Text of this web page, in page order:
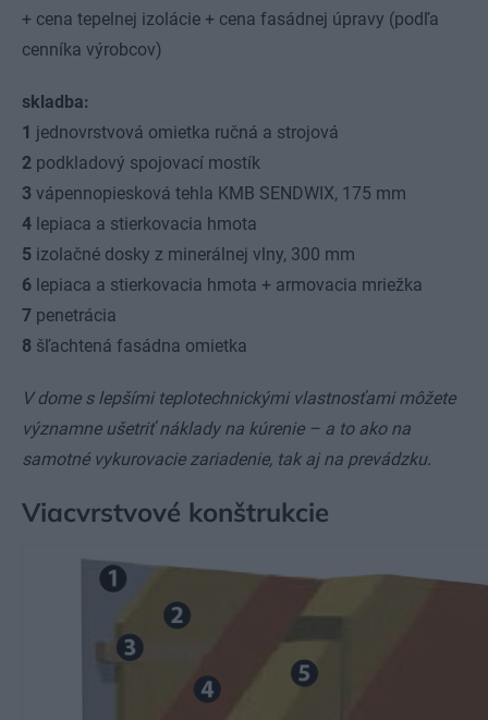
+ cena tepelnej izolácie + cena fasádnej úpravy (podľa
cenníka výrobcov)
skladba:
1 jednovrstvová omietka ručná a strojová
2 podkladový spojovací mostík
3 vápennopiesková tehla KMB SENDWIX, 175 mm
4 lepiaca a stierkovacia hmota
5 izolačné dosky z minerálnej vlny, 300 mm
6 lepiaca a stierkovacia hmota + armovacia mriežka
7 penetrácia
8 šľachtená fasádna omietka
V dome s lepšími teplotechnickými vlastnosťami môžete
významne ušetriť náklady na kúrenie – a to ako na
samotné vykurovacie zariadenie, tak aj na prevádzku.
Viacvrstvové konštrukcie